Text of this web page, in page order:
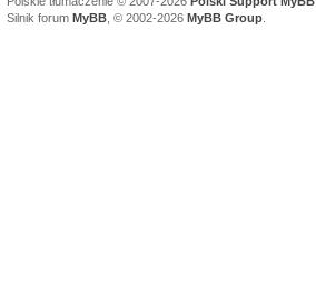
Silnik forum MyBB , © 2002-2026 MyBB Group